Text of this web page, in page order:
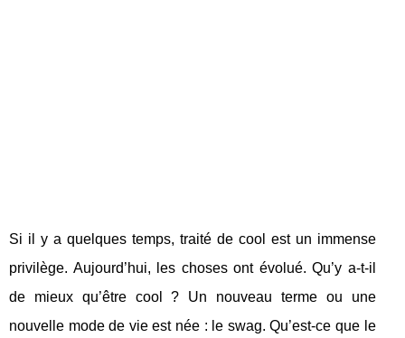
Si il y a quelques temps, traité de cool est un immense
privilège. Aujourd’hui, les choses ont évolué. Qu’y a-t-il
de mieux qu’être cool ? Un nouveau terme ou une
nouvelle mode de vie est née : le swag. Qu’est-ce que le